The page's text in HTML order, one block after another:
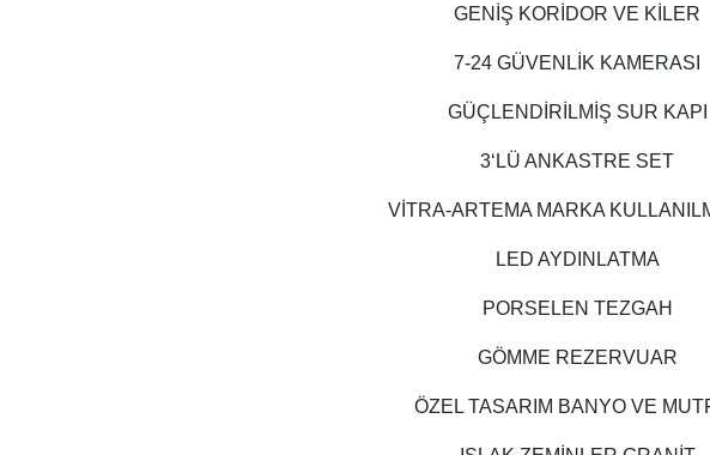
GENİŞ KORİDOR VE KİLER
7-24 GÜVENLİK KAMERASI
GÜÇLENDİRİLMİŞ SUR KAPI
3‘LÜ ANKASTRE SET
VİTRA-ARTEMA MARKA
LED AYDINLATMA
PORSELEN TEZGAH
GÖMME REZERVUAR
ÖZEL TASARIM BANYO VE